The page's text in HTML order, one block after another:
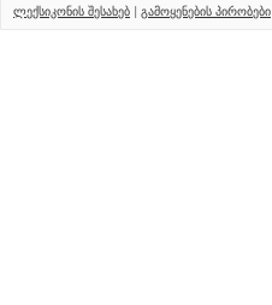
ლექსიკონის შესახებ | გამოყენების პირობები